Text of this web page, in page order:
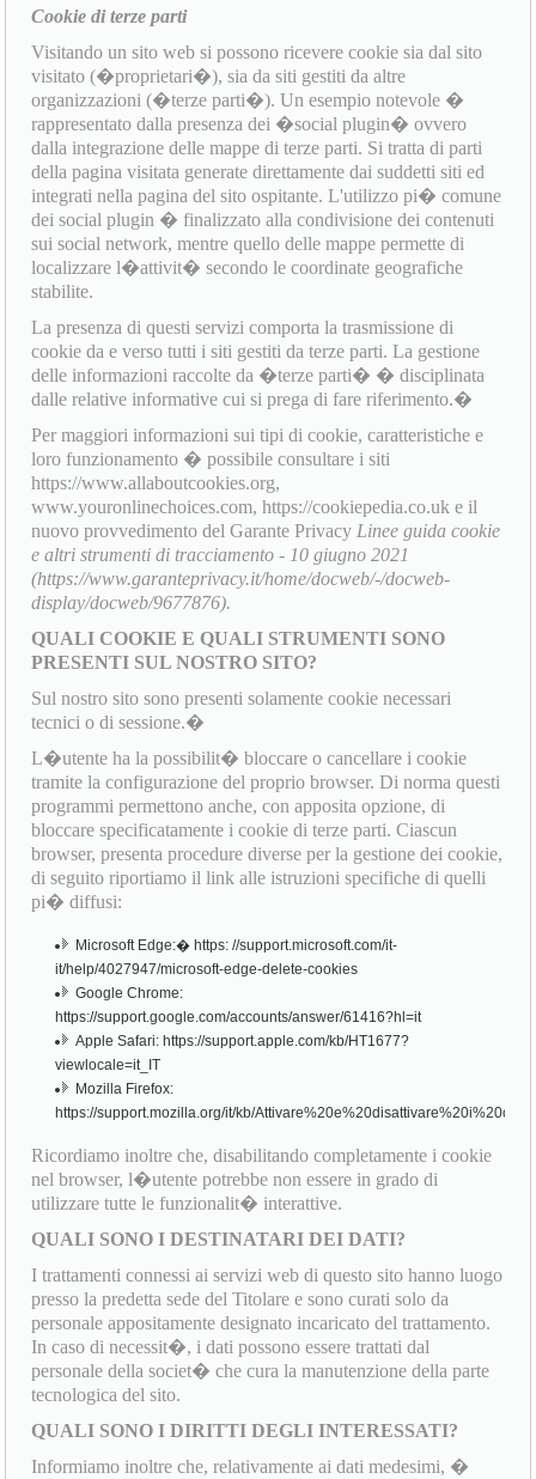
Cookie di terze parti
Visitando un sito web si possono ricevere cookie sia dal sito
visitato (�proprietari�), sia da siti gestiti da altre
organizzazioni (�terze parti�). Un esempio notevole �
rappresentato dalla presenza dei �social plugin� ovvero
dalla integrazione delle mappe di terze parti. Si tratta di parti
della pagina visitata generate direttamente dai suddetti siti ed
integrati nella pagina del sito ospitante. L'utilizzo pi� comune
dei social plugin � finalizzato alla condivisione dei contenuti
sui social network, mentre quello delle mappe permette di
localizzare l�attivit� secondo le coordinate geografiche
stabilite.
La presenza di questi servizi comporta la trasmissione di
cookie da e verso tutti i siti gestiti da terze parti. La gestione
delle informazioni raccolte da �terze parti� � disciplinata
dalle relative informative cui si prega di fare riferimento.�
Per maggiori informazioni sui tipi di cookie, caratteristiche e
loro funzionamento � possibile consultare i siti
https://www.allaboutcookies.org,
www.youronlinechoices.com, https://cookiepedia.co.uk e il
nuovo provvedimento del Garante Privacy Linee guida cookie
e altri strumenti di tracciamento - 10 giugno 2021
(https://www.garanteprivacy.it/home/docweb/-/docweb-
display/docweb/9677876).
QUALI COOKIE E QUALI STRUMENTI SONO
PRESENTI SUL NOSTRO SITO?
Sul nostro sito sono presenti solamente cookie necessari
tecnici o di sessione.�
L�utente ha la possibilit� bloccare o cancellare i cookie
tramite la configurazione del proprio browser. Di norma questi
programmi permettono anche, con apposita opzione, di
bloccare specificatamente i cookie di terze parti. Ciascun
browser, presenta procedure diverse per la gestione dei cookie,
di seguito riportiamo il link alle istruzioni specifiche di quelli
pi� diffusi:
Microsoft Edge:� https: //support.microsoft.com/it-
it/help/4027947/microsoft-edge-delete-cookies
Google Chrome:
https://support.google.com/accounts/answer/61416?hl=it
Apple Safari: https://support.apple.com/kb/HT1677?
viewlocale=it_IT
Mozilla Firefox:
https://support.mozilla.org/it/kb/
Ricordiamo inoltre che, disabilitando completamente i cookie
nel browser, l�utente potrebbe non essere in grado di
utilizzare tutte le funzionalit� interattive.
QUALI SONO I DESTINATARI DEI DATI?
I trattamenti connessi ai servizi web di questo sito hanno luogo
presso la predetta sede del Titolare e sono curati solo da
personale appositamente designato incaricato del trattamento.
In caso di necessit�, i dati possono essere trattati dal
personale della societ� che cura la manutenzione della parte
tecnologica del sito.
QUALI SONO I DIRITTI DEGLI INTERESSATI?
Informiamo inoltre che, relativamente ai dati medesimi, �